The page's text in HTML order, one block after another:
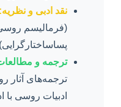
نقد ادبی و نظریه:
(فرمالیسم
ترجمه و
ترجمه‌های آثار
ادبیات روسی با